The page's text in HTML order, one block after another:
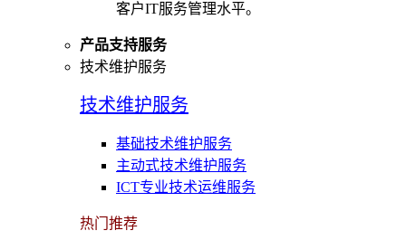
客户IT服务管理水平。
产品支持服务
技术维护服务
技术维护服务
基础技术维护服务
主动式技术维护服务
ICT专业技术运维服务
热门推荐